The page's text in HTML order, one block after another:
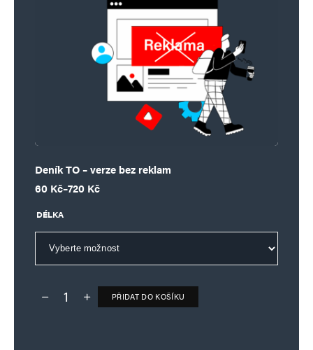
Deník TO – verze bez reklam
60 Kč–720 Kč
Rozpětí cen: 60 Kč až 720 Kč
DÉLKA
Deník TO – verze bez reklam množství
PŘIDAT DO KOŠÍKU